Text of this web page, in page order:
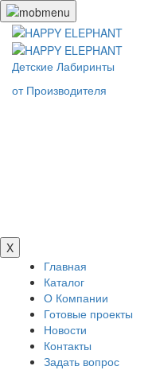
Детские Лабиринты
от Производителя
X
Главная
Каталог
О Компании
Готовые проекты
Новости
Контакты
Задать вопрос